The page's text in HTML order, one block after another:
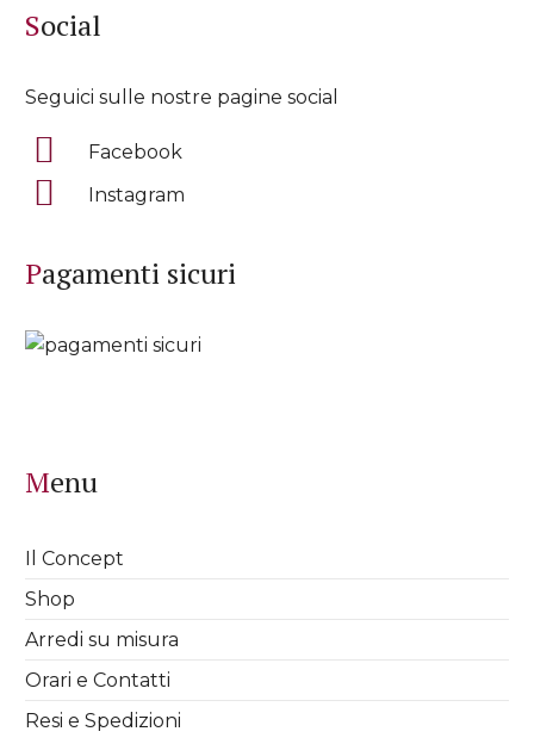
Social
Seguici sulle nostre pagine social
Facebook
Instagram
Pagamenti sicuri
Menu
Il Concept
Shop
Arredi su misura
Orari e Contatti
Resi e Spedizioni